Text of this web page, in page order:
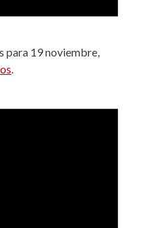
para 19 noviembre,